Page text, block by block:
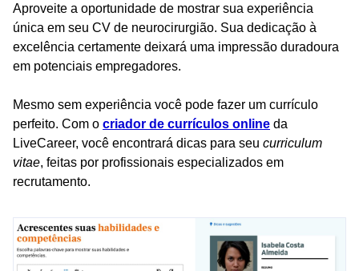
Aproveite a oportunidade de mostrar sua experiência
única em seu CV de neurocirurgião. Sua dedicação à
excelência certamente deixará uma impressão duradoura
em potenciais empregadores.
Mesmo sem experiência você pode fazer um currículo
perfeito. Com o criador de currículos online da
LiveCareer, você encontrará dicas para seu curriculum
vitae, feitas por profissionais especializados em
recrutamento.